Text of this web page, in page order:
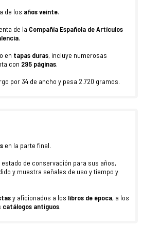
de los años veinte.
de la Compañía Española de Artículos
.
en tapas duras, incluye numerosas
con 295 páginas.
por 34 de ancho y pesa 2.720 gramos.
en la parte final.
de conservación para sus años,
y muestra señales de uso y tiempo y
y aficionados a los libros de época, a los
catálogos antiguos.